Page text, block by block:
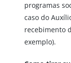
programas
caso do
recebimento
exemplo).